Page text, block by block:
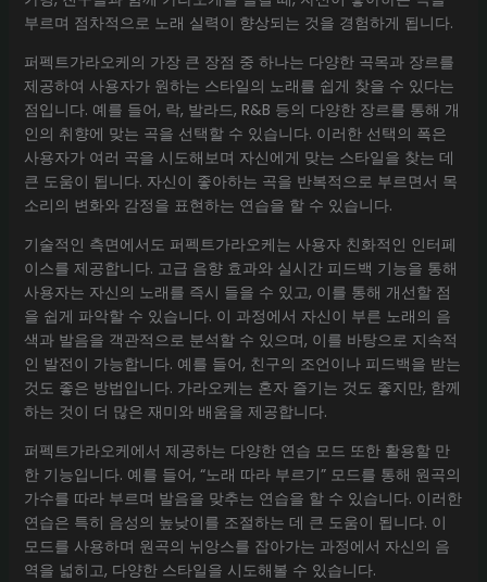
부르며 점차적으로 노래 실력이 향상되는 것을 경험하게 됩니다.
퍼펙트가라오케의 가장 큰 장점 중 하나는 다양한 곡목과 장르를
제공하여 사용자가 원하는 스타일의 노래를 쉽게 찾을 수 있다는
점입니다. 예를 들어, 락, 발라드, R&B 등의 다양한 장르를 통해 개
인의 취향에 맞는 곡을 선택할 수 있습니다. 이러한 선택의 폭은
사용자가 여러 곡을 시도해보며 자신에게 맞는 스타일을 찾는 데
큰 도움이 됩니다. 자신이 좋아하는 곡을 반복적으로 부르면서 목
소리의 변화와 감정을 표현하는 연습을 할 수 있습니다.
기술적인 측면에서도 퍼펙트가라오케는 사용자 친화적인 인터페
이스를 제공합니다. 고급 음향 효과와 실시간 피드백 기능을 통해
사용자는 자신의 노래를 즉시 들을 수 있고, 이를 통해 개선할 점
을 쉽게 파악할 수 있습니다. 이 과정에서 자신이 부른 노래의 음
색과 발음을 객관적으로 분석할 수 있으며, 이를 바탕으로 지속적
인 발전이 가능합니다. 예를 들어, 친구의 조언이나 피드백을 받는
것도 좋은 방법입니다. 가라오케는 혼자 즐기는 것도 좋지만, 함께
하는 것이 더 많은 재미와 배움을 제공합니다.
퍼펙트가라오케에서 제공하는 다양한 연습 모드 또한 활용할 만
한 기능입니다. 예를 들어, “노래 따라 부르기” 모드를 통해 원곡의
가수를 따라 부르며 발음을 맞추는 연습을 할 수 있습니다. 이러한
연습은 특히 음성의 높낮이를 조절하는 데 큰 도움이 됩니다. 이
모드를 사용하며 원곡의 뉘앙스를 잡아가는 과정에서 자신의 음
역을 넓히고, 다양한 스타일을 시도해볼 수 있습니다.